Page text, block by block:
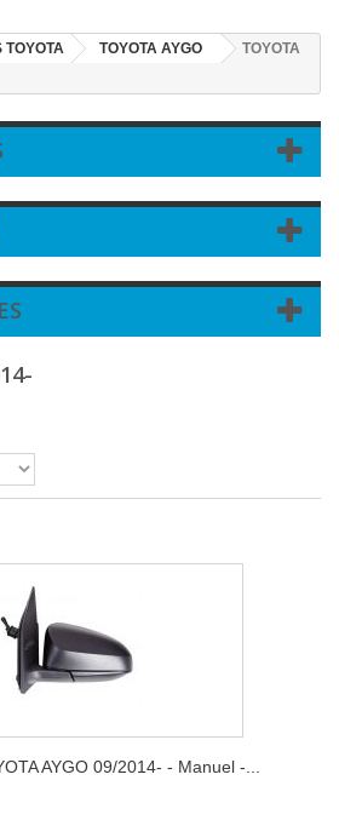
TOYOTA TOYOTA AYGO
TOYOTA
AYGO 09/2014- - Manuel -...